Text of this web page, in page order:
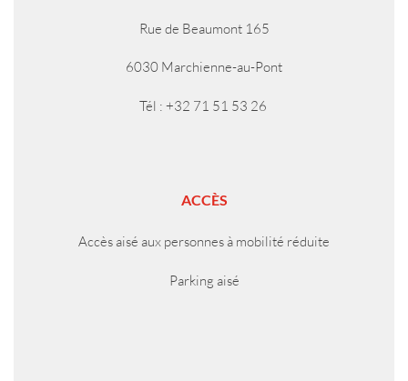
Rue de Beaumont 165
6030 Marchienne-au-Pont
Tél : +32 71 51 53 26
ACCÈS
Accès aisé aux personnes à mobilité réduite
Parking aisé